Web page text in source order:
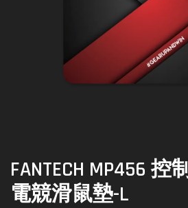
FANTECH MP456
電競滑鼠墊-L